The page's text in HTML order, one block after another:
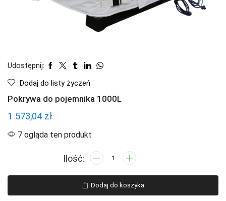
Udostępnij:
Dodaj do listy życzeń
Pokrywa do pojemnika 1000L
1 573,04 zł
7 ogląda ten produkt
ilość
do
pojemnika
Dodaj do koszyka